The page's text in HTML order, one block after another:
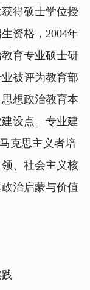
得硕士学位授
资格，2004年
育专业硕士研
被评为教育部
想政治教育本
设点。专业建
克思主义者培
、社会主义核
治启蒙与价值